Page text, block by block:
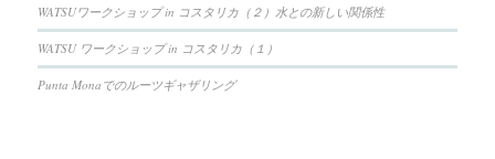
WATSUワークショップ in コスタリカ（２）水との新しい関係性
WATSU ワークショップ in コスタリカ（１）
Punta Monaでのルーツギャザリング